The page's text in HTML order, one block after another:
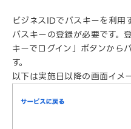
ビジネスIDでパスキーを利用
パスキーの登録が必要です。
キーでログイン」ボタンから
す。
以下は実施日以降の画面イメ